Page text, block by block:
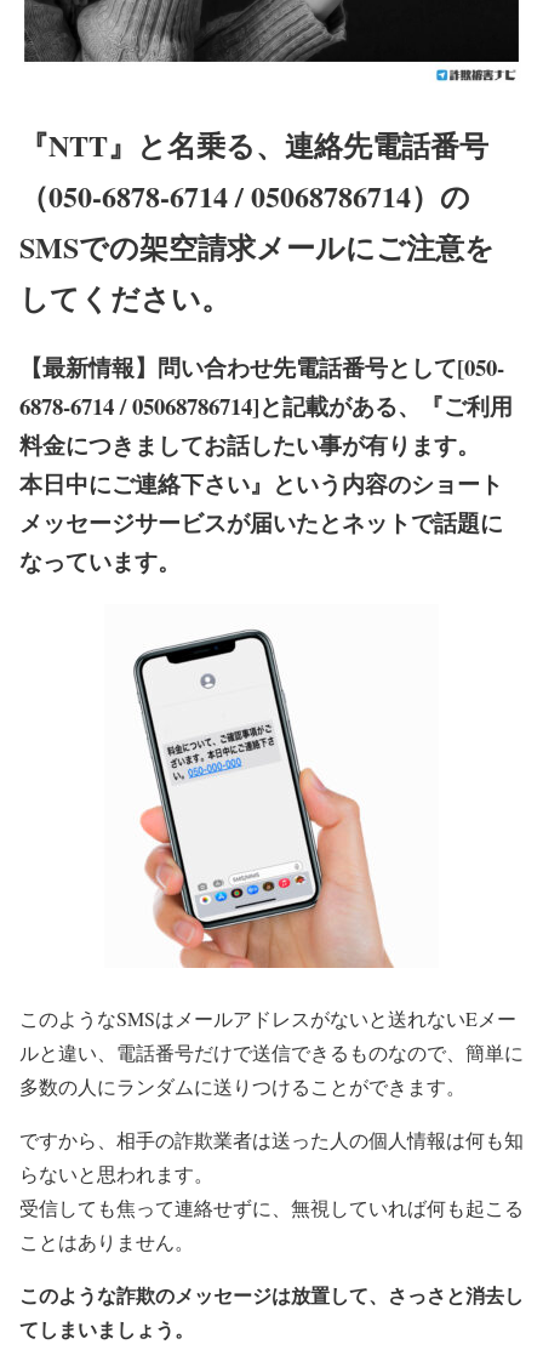
『NTT』と名乗る、連絡先電話番号
（050-6878-6714 / 05068786714）の
SMSでの架空請求メールにご注意を
してください。
【最新情報】 問い合わせ先電話番号として[050-
6878-6714 / 05068786714]と記載がある、『ご利用
料金につきましてお話したい事が有ります。
本日中にご連絡下さい』という内容のショート
メッセージサービスが届いたとネットで話題に
なっています。
このようなSMSはメールアドレスがないと送れないEメー
ルと違い、電話番号だけで送信できるものなので、簡単に
多数の人にランダムに送りつけることができます。
ですから、相手の詐欺業者は送った人の個人情報は何も知
らないと思われます。
受信しても焦って連絡せずに、無視していれば何も起こる
ことはありません。
このような詐欺のメッセージは放置して、さっさと消去し
てしまいましょう。